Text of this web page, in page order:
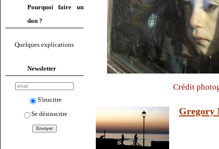
Pourquoi faire un
don ?
Quelques explications
Newsletter
S'inscrire
Se désinscrire
Crédit
Gregory